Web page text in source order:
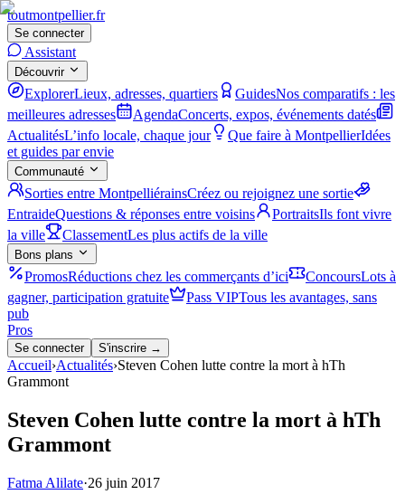
toutmontpellier.fr
Se connecter
Assistant
Découvrir
ExplorerLieux, adresses, quartiers GuidesNos comparatifs : les
meilleures adresses
AgendaConcerts, expos, événements datés
ActualitésL’info locale, chaque jour Que faire à MontpellierIdées
et guides par envie
Communauté
Sorties entre MontpelliérainsCréez ou rejoignez une sortie
EntraideQuestions & réponses entre voisins PortraitsIls font vivre
la ville
ClassementLes plus actifs de la ville
Bons plans
PromosRéductions chez les commerçants d’ici ConcoursLots à
gagner, participation gratuite
Pass VIPTous les avantages, sans
pub
Pros
Se connecter S'inscrire →
Accueil›Actualités›Steven Cohen lutte contre la mort à hTh
Grammont
Steven Cohen lutte contre la mort à hTh
Grammont
Fatma Alilate·26 juin 2017